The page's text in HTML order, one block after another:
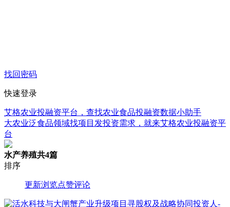
找回密码
快速登录
艾格农业投融资平台，查找农业食品投融资数据小助手
大农业泛食品领域找项目发投资需求，就来艾格农业投融资平
台
水产养殖共4篇
排序
更新浏览点赞评论